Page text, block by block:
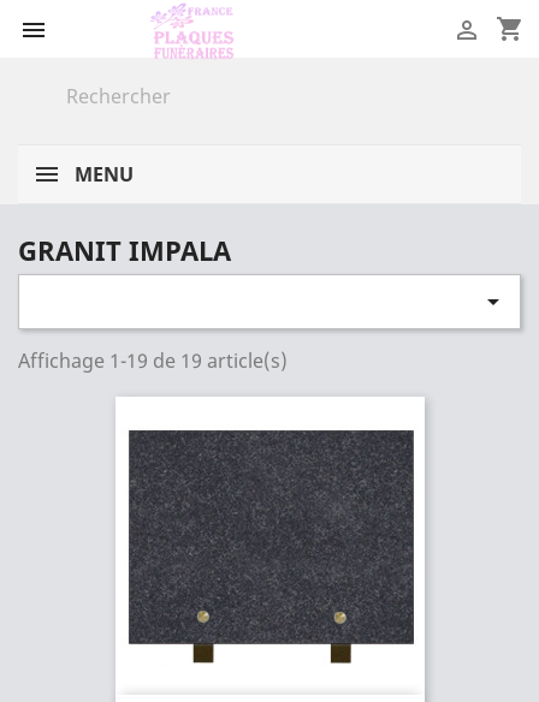
 shopping_cart

MENU
GRANIT IMPALA

Affichage 1-19 de 19 article(s)